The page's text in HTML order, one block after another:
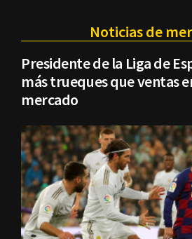
Noticias de
Presidente de la Liga de
más trueques que ventas
mercado